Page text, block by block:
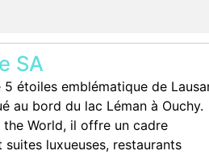
SA
5 étoiles emblématique de
au bord du lac Léman à Ouchy.
World, il offre un cadre
luxueuses, restaurants